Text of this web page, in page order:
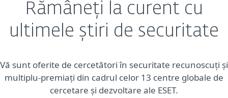
Rămâneți la curent cu
ultimele știri de securitate
Vă sunt oferite de cercetători în securitate recunoscuți și
multiplu-premiați din cadrul celor 13 centre globale de
cercetare și dezvoltare ale ESET.